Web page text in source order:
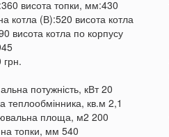
360 висота топки, мм:430
котла (В):520 висота котла
висота котла по корпусу
потужність, кВт 20
теплообмінника, кв.м 2,1
площа, м2 200
топки, мм 540